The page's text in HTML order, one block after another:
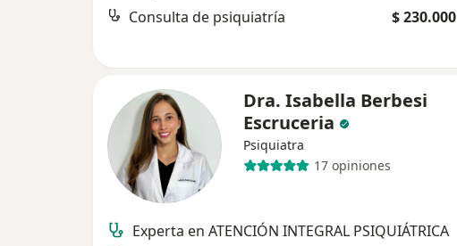
Consulta de psiquiatría $ 230.000
Dra. Isabella Berbesi
Escruceria
Psiquiatra
17 opiniones
Experta en ATENCIÓN INTEGRAL PSIQUIÁTRICA